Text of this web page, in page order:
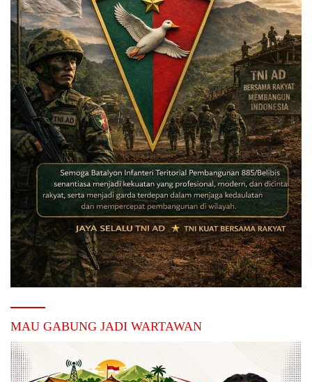
MAU GABUNG JADI WARTAWAN